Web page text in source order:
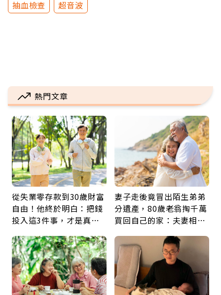
抽血檢查 超音波
熱門文章
從失業零存款到30歲財富
自由！他終於明白：把錢
投入這3件事，才是真正
妻子走後竟冒出陌生弟弟
分遺產，80歲老翁掏千萬
買回自己的家：夫妻相守